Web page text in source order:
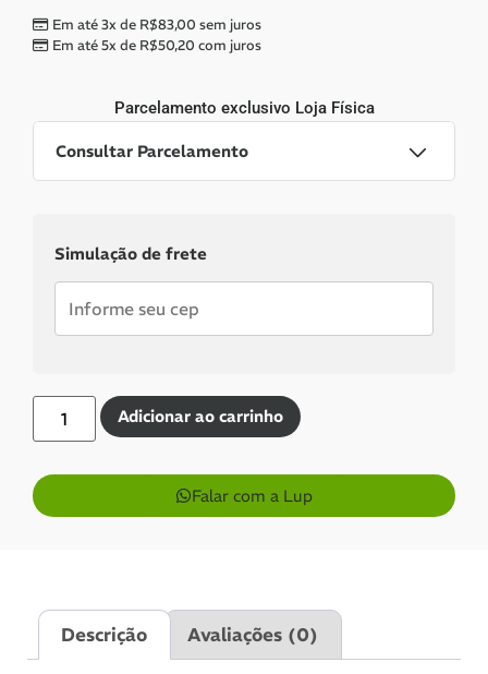
Em até 3x de R$83,00 sem juros
Em até 5x de R$50,20 com juros
Parcelamento exclusivo Loja Física
Consultar Parcelamento
Pix:R$234,06 Aprovação imediata
Economize
Aprovação imediata
124,50
juros
249,00
Simulação de frete
Adicionar ao carrinho
Falar com a Lup
Descrição Avaliações (0)